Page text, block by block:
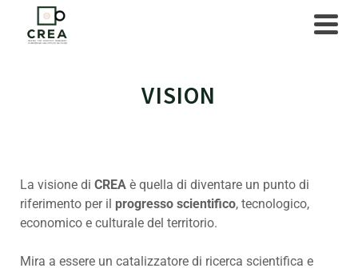
VISION
La visione di CREA è quella di diventare un punto di
riferimento per il progresso scientifico, tecnologico,
economico e culturale del territorio.
Mira a essere un catalizzatore di ricerca scientifica e